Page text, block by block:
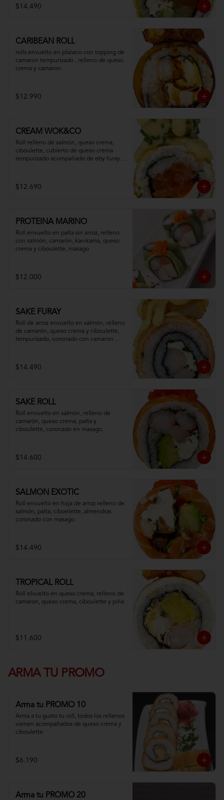
$14.490
CARIBEAN ROLL
rolls envuelto en platano con topping de
camaron tempurizado , relleno de queso
crema y camaron.
$12.990
CREAM WOK&CO
Roll relleno de salmón, queso crema,
ciboulette, cubierto de queso crema
tempurizado acompañado de eby furay y
$12.690
PROTEINA MARINO
Roll envuelto en palta sin arroz, relleno
con salmón, camarón, kanikama, queso
crema y ciboulette, masago
$12.000
SAKE FURAY
Roll de arroz envuelto en salmón, relleno
de camarón, queso crema y ciboulette,
tempurizado, coronado con camaron
$14.490
SAKE ROLL
Roll envuelto en salmón, relleno de
camarón, queso crema, palta y
ciboulette, coronado en masago.
$14.600
SALMON EXOTIC
Roll envuelto en hoja de arroz relleno de
salmón, palta, ciboelette, almendras
coronado con masago.
$14.490
TROPICAL ROLL
Roll elvuelto en queso crema, relleno de
camaron, queso crema, ciboulette y piña
$11.600
ARMA TU PROMO
Arma tu PROMO 10
Arma a tu gusto tu roll, todos los rellenos
vienen acompañados de queso crema y
ciboulette
$6.190
Arma tu PROMO 20